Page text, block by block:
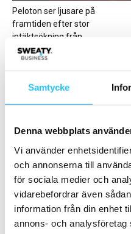
Samtycke
Denna webbplats
Vi använder
och annonserna till
för sociala medier och
vidarebefordrar även
information från din enhet
annons- och analysföretag
Peloton ser ljusare på
framtiden efter stor
intäktsökning från
prenumerationer
Business
Frank Angelini & Evelina
Högberg, Sweaty Business
Podcast #85